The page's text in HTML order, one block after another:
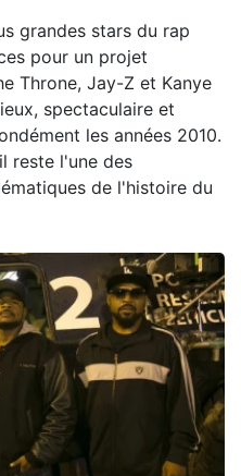
grandes stars du rap
pour un projet
Throne, Jay-Z et Kanye
spectaculaire et
les années 2010.
reste l'une des
de l'histoire du